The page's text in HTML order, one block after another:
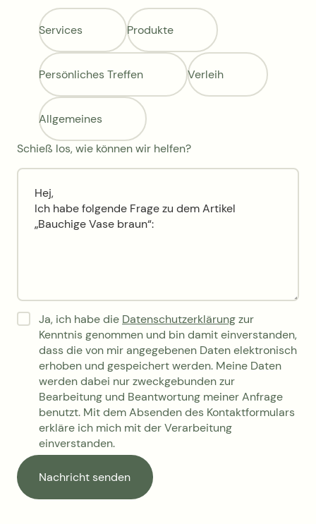
Services Produkte
Persönliches Treffen Verleih
Allgemeines
Schieß los, wie können wir helfen?
Ja, ich habe die Datenschutzerklärungzur
Kenntnis genommen und bin damit einverstanden,
dass die von mir angegebenen Daten elektronisch
erhoben und gespeichert werden. Meine Daten
werden dabei nur zweckgebunden zur
Bearbeitung und Beantwortung meiner Anfrage
benutzt. Mit dem Absenden des Kontaktformulars
erkläre ich mich mit der Verarbeitung
einverstanden.